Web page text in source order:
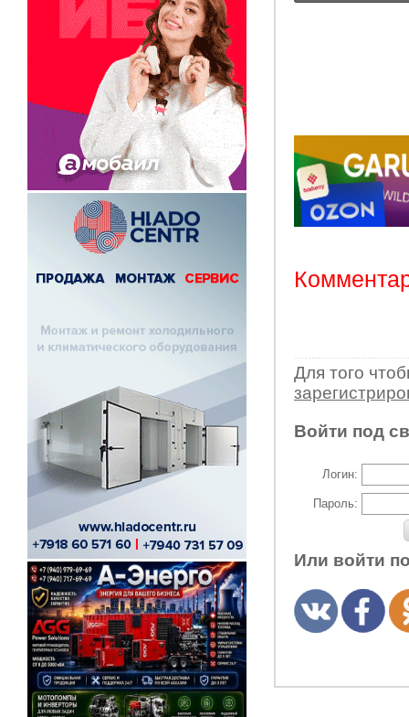
Для того
Войти под
Логин:
Пароль:
Или войти